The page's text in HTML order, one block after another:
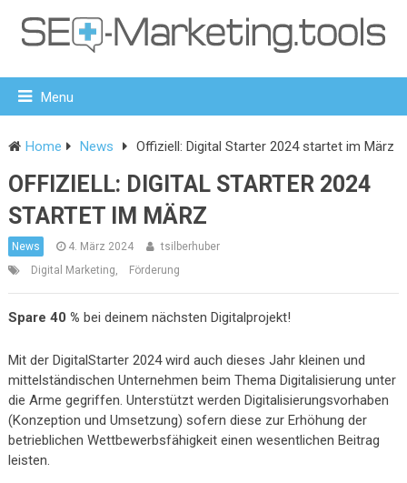
Menu
Home News Offiziell: Digital Starter 2024 startet im März
OFFIZIELL: DIGITAL STARTER 2024
STARTET IM MÄRZ
News 4. März 2024
tsilberhuber
Digital Marketing
Förderung
Spare 40 % bei deinem nächsten Digitalprojekt!
Mit der DigitalStarter 2024 wird auch dieses Jahr kleinen und
mittelständischen Unternehmen beim Thema Digitalisierung unter
die Arme gegriffen. Unterstützt werden Digitalisierungsvorhaben
(Konzeption und Umsetzung) sofern diese zur Erhöhung der
betrieblichen Wettbewerbsfähigkeit einen wesentlichen Beitrag
leisten.